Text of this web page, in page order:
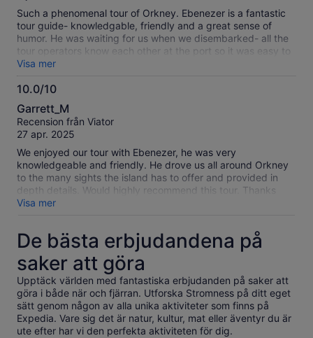
Such a phenomenal tour of Orkney. Ebenezer is a fantastic
tour guide- knowledgable, friendly and a great sense of
humor. He was waiting for us when we disembarked- all the
tour operators know each other at the port so it was easy to
find him. He made sure we were able to see everything on
the tour list, made lunch reservations for us in advance to
ensure wed have time for dining and be seated, and made
recommend this tour and Ebenezer as a guide. A fabulous
day and Orkney is so beautiful.
Visa mer
10.0/10
10.0
av
10
Garrett_M
Recension från Viator
27 apr. 2025
We enjoyed our tour with Ebenezer, he was very
knowledgeable and friendly. He drove us all around Orkney
to the many sights the island has to offer and provided in
depth details. Would highly recommend this tour. Thanks
Ebenezer for an amazing time!
Visa mer
De bästa erbjudandena på
saker att göra
Upptäck världen med fantastiska erbjudanden på saker att
göra i både när och fjärran. Utforska Stromness på ditt eget
sätt genom någon av alla unika aktiviteter som finns på
Expedia. Vare sig det är natur, kultur, mat eller äventyr du är
ute efter har vi den perfekta aktiviteten för dig.